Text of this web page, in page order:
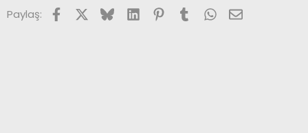
Paylaş: FacebookX (Twitter)
BlueskyLinkedInPinterest
TumblrWhatsApp
E-posta